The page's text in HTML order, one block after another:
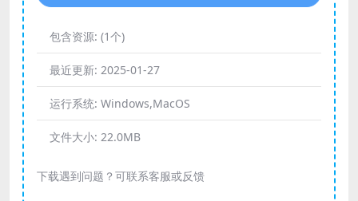
包含资源: (1个)
最近更新: 2025-01-27
运行系统: Windows,MacOS
文件大小: 22.0MB
下载遇到问题？可联系客服或反馈